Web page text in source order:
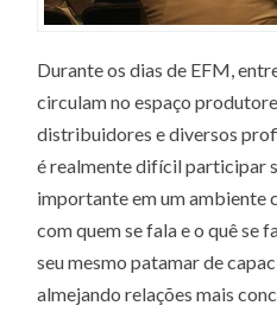
Durante os dias de EFM,
circulam no espaço
distribuidores e diversos
é realmente difícil participar
importante em um ambiente
com quem se fala e o quê se
seu mesmo patamar de
almejando relações mais